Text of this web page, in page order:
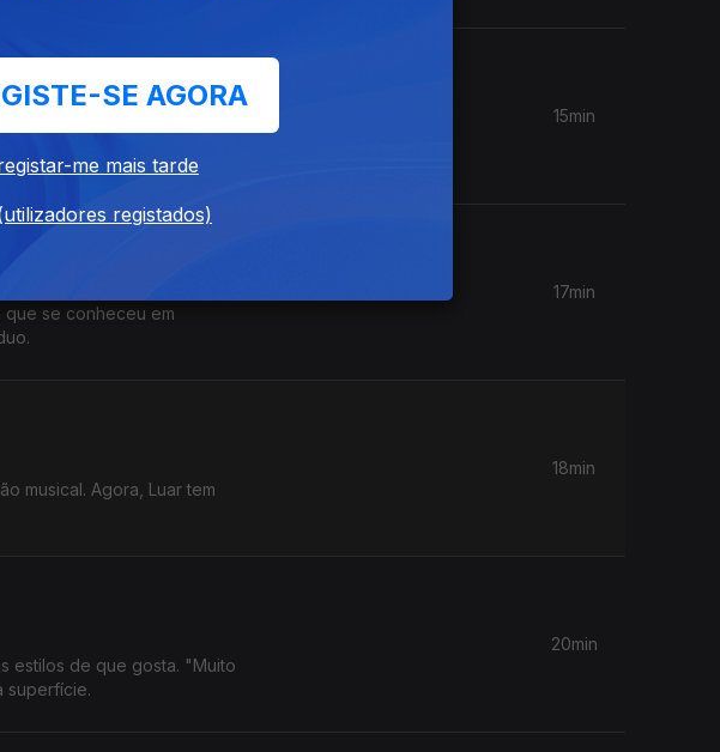
algumas inspiradas no
15min
que se conheceu em
17min
musical. Agora, Luar tem
18min
estilos de que gosta. "Muito
superfície.
20min
SE AGORA
me mais tarde
registados)